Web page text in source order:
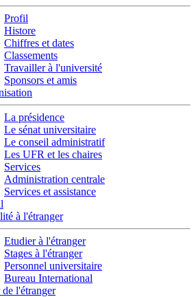
Profil
Histore
Chiffres et dates
Classements
Travailler à l'université
Sponsors et amis
La présidence
Le sénat universitaire
Le conseil administratif
Les UFR et les chaires
Services
Administration centrale
Services et assistance
à l'étranger
Etudier à l'étranger
Stages à l'étranger
Personnel universitaire
Bureau International
l'étranger